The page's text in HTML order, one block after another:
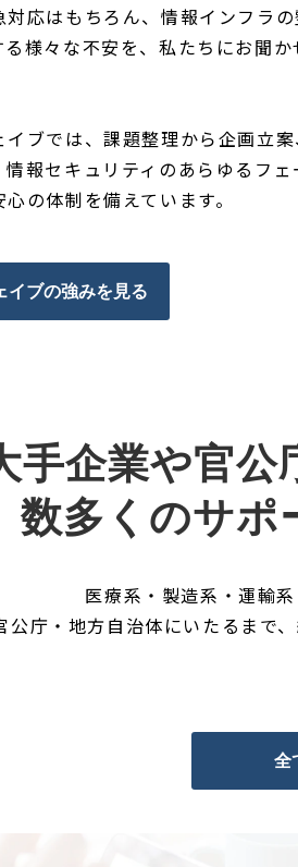
応はもちろん、情報インフラ
様々な不安を、私たちにお聞か
ブでは、課題整理から企画立案
報セキュリティのあらゆるフェ
の体制を備えています。
イブの強みを見る
手企業や官公
数多くのサポ
医療系・製造系・運輸
公庁・地方自治体にいたるまで
全